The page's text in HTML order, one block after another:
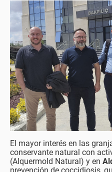
El mayor interés en las
conservante natural con
(Alquermold Natural) y en